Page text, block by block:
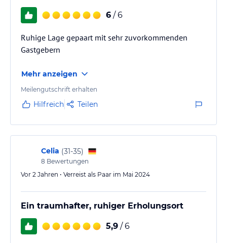
6 / 6
Ruhige Lage gepaart mit sehr zuvorkommenden
Gastgebern
Mehr anzeigen
Meilengutschrift erhalten
Hilfreich Teilen
Celia (31-35)
8 Bewertungen
Vor 2 Jahren • Verreist als Paar im Mai 2024
Ein traumhafter, ruhiger Erholungsort
5,9 / 6